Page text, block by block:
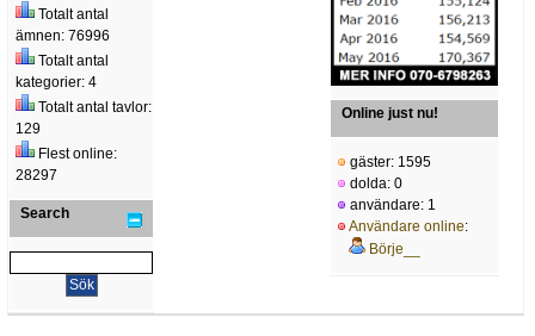
Online just nu!
gäster: 1595
dolda: 0
användare: 1
Användare online:
Börje__
Totalt antal
ämnen: 76996
Totalt antal
kategorier: 4
Totalt antal tavlor:
129
Flest online:
28297
Search